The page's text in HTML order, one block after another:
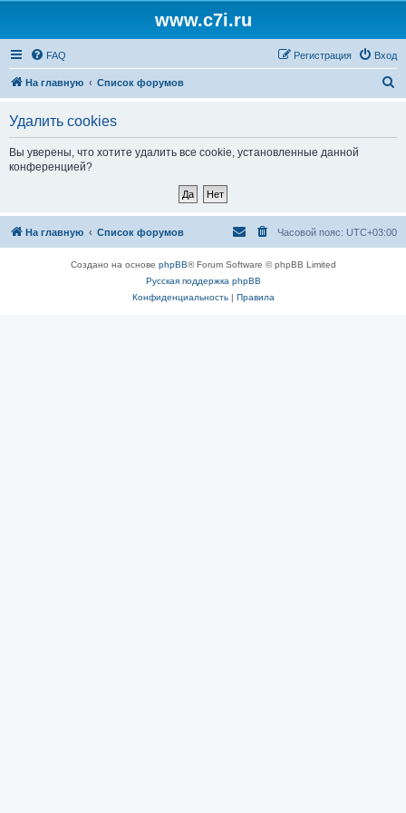
www.c7i.ru
FAQ Вход
Регистрация
На главную Список форумов
Удалить cookies
Вы уверены, что хотите удалить все cookie, установленные данной
конференцией?
На главную Список форумов Часовой пояс: UTC+03:00
Создано на основе phpBB® Forum Software © phpBB Limited
Русская поддержка phpBB
Конфиденциальность| Правила